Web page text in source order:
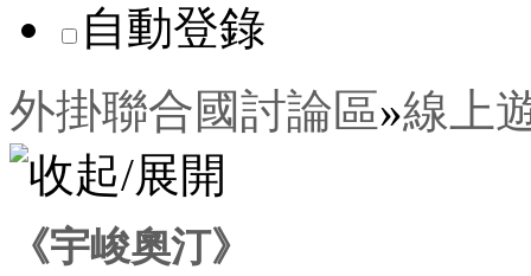
自動登錄
外掛聯合國討論區»線上
《宇峻奧汀》